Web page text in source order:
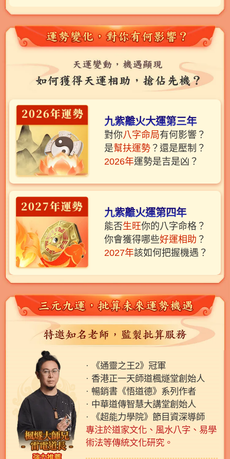
九紫離火大運第三年
對你八字命局有何影響？
是幫扶運勢 ？還是壓制？
2026年運勢是吉是凶？
九紫離火運第四年
能否生旺你的八字命格？
你會獲得哪些好運相助 ？
2027年該如何把握機遇？
· 《通靈之王2》冠軍
· 香港正一天師道楓燧堂創始人
· 暢銷書《悟道德》系列作者
· 中華道傳智慧大講堂創始人
· 《超能力學院》節目資深導師
專注於道家文化、風水八字、易學
術法等傳統文化研究。